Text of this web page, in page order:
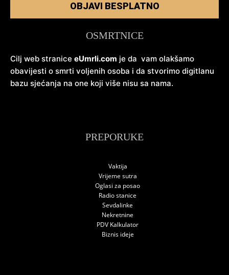
OBJAVI BESPLATNO
OSMRTNICE
Cilj web stranice eUmrli.com je da vam olakšamo
obavijesti o smrti voljenih osoba i da stvorimo digitlanu
bazu sjećanja na one koji više nisu sa nama.
PREPORUKE
Vaktija
Vrijeme sutra
Oglasi za posao
Radio stanice
Sevdalinke
Nekretnine
PDV Kalkulator
Biznis ideje